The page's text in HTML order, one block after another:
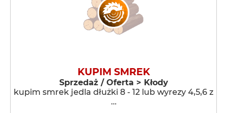
KUPIM SMREK
Sprzedaż / Oferta > Kłody
kupim smrek jedla dłużki 8 - 12 lub wyrezy 4,5,6 z
…